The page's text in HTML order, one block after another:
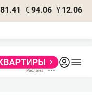
81.41 € 94.06 ¥ 12.06